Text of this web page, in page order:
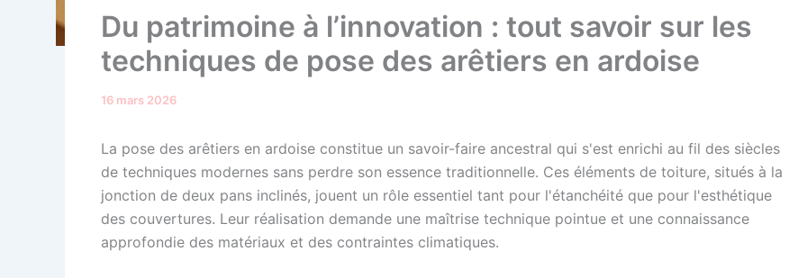
Du patrimoine à l’innovation : tout savoir sur les
techniques de pose des arêtiers en ardoise
16 mars 2026
La pose des arêtiers en ardoise constitue un savoir-faire ancestral qui s'est enrichi au fil des siècles
de techniques modernes sans perdre son essence traditionnelle. Ces éléments de toiture, situés à la
jonction de deux pans inclinés, jouent un rôle essentiel tant pour l'étanchéité que pour l'esthétique
des couvertures. Leur réalisation demande une maîtrise technique pointue et une connaissance
approfondie des matériaux et des contraintes climatiques.